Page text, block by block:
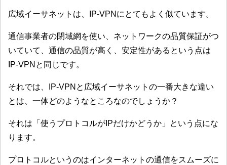
広域イーサネットは、IP-VPNにとてもよく似ています。
通信事業者の閉域網を使い、ネットワークの品質保証がつ
いていて、通信の品質が高く、安定性があるという点は
IP-VPNと同じです。
それでは、IP-VPNと広域イーサネットの一番大きな違い
とは、一体どのようなところなのでしょうか？
それは「 使うプロトコルがIPだけかどうか 」という点にな
ります。
プロトコルというのはインターネットの通信をスムーズに